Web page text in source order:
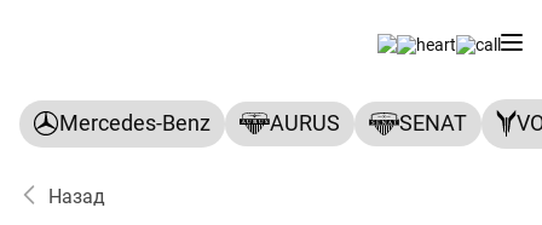
Mercedes-Benz AURUS SENAT
Назад